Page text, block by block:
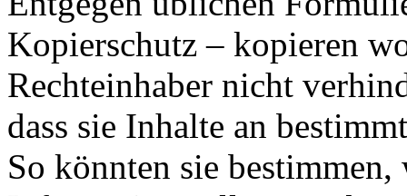
Kopierschutz – kopieren
Rechteinhaber nicht
dass sie Inhalte an
So könnten sie